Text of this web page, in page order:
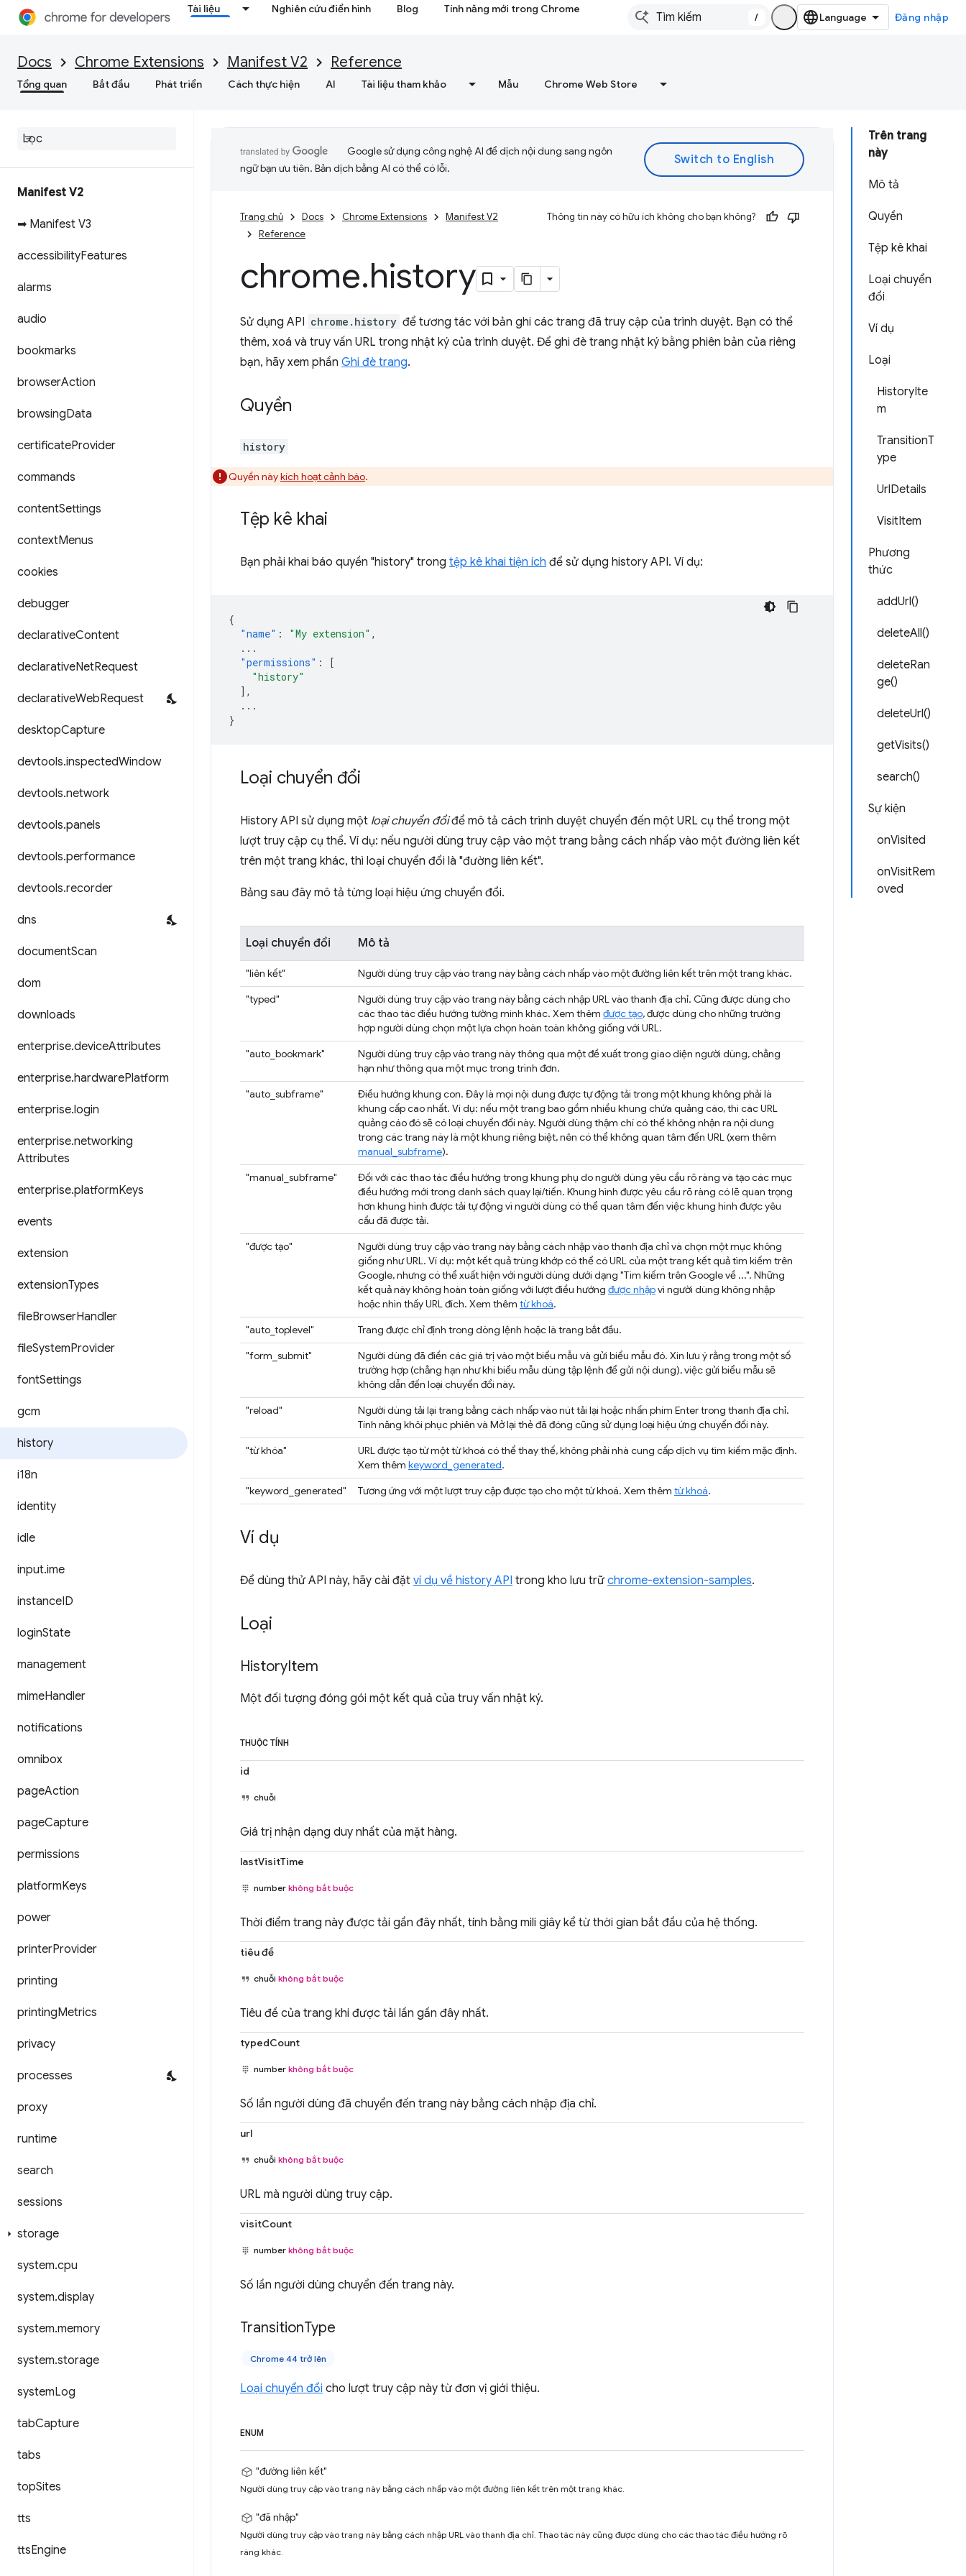
Tài liệu Nghiên cứu điển hình Blog Tính năng mới trong Chrome
/ Đăng nhập
Docs Chrome Extensions Manifest V2 Reference
Tổng quan Bắt đầu Phát triển Cách thực hiện AI Tài liệu tham khảo Mẫu Chrome Web Store
Manifest V2
➡ Manifest V3
accessibilityFeatures
alarms
audio
bookmarks
browserAction
browsingData
certificateProvider
commands
contentSettings
contextMenus
cookies
debugger
declarativeContent
declarativeNetRequest
declarativeWebRequest
desktopCapture
devtools.inspectedWindow
devtools.network
devtools.panels
devtools.performance
devtools.recorder
dns
documentScan
dom
downloads
enterprise.deviceAttributes
enterprise.hardwarePlatform
enterprise.login
enterprise.networking
Attributes
enterprise.platformKeys
events
extension
extensionTypes
fileBrowserHandler
fileSystemProvider
fontSettings
gcm
history
i18n
identity
idle
input.ime
instanceID
loginState
management
mimeHandler
notifications
omnibox
pageAction
pageCapture
permissions
platformKeys
power
printerProvider
printing
printingMetrics
privacy
processes
proxy
runtime
search
sessions
storage
system.cpu
system.display
system.memory
system.storage
systemLog
tabCapture
tabs
topSites
tts
ttsEngine
Trên trang
này
Mô tả
Quyền
Tệp kê khai
Loại chuyển
đổi
Ví dụ
Loại
HistoryIte
m
TransitionT
ype
UrlDetails
VisitItem
Phương
thức
addUrl()
deleteAll()
deleteRan
ge()
deleteUrl()
getVisits()
search()
Sự kiện
onVisited
onVisitRem
oved
Google sử dụng công nghệ AI để dịch nội dung sang ngôn
ngữ bạn ưu tiên. Bản dịch bằng AI có thể có lỗi.
Trang chủ Docs Chrome Extensions
Manifest V2
Reference
Thông tin này có hữu ích không cho bạn không?
chrome.history
Sử dụng API chrome.history để tương tác với bản ghi các trang đã truy cập của trình duyệt. Bạn có thể
thêm, xoá và truy vấn URL trong nhật ký của trình duyệt. Để ghi đè trang nhật ký bằng phiên bản của riêng
bạn, hãy xem phần Ghi đè trang.
Quyền
history
Quyền nàykích hoạt cảnh báo.
Tệp kê khai
Bạn phải khai báo quyền "history" trong tệp kê khai tiện ích để sử dụng history API. Ví dụ:
{
"name" : "My extension" ,
...
"permissions" :
[
"history"
],
...
}
Loại chuyển đổi
History API sử dụng một loại chuyển đổiđể mô tả cách trình duyệt chuyển đến một URL cụ thể trong một
lượt truy cập cụ thể. Ví dụ: nếu người dùng truy cập vào một trang bằng cách nhấp vào một đường liên kết
trên một trang khác, thì loại chuyển đổi là "đường liên kết".
Bảng sau đây mô tả từng loại hiệu ứng chuyển đổi.
Loại chuyển đổi Mô tả
"liên kết"
Người dùng truy cập vào trang này bằng cách nhấp vào một đường liên kết trên một trang khác.
"typed"
Người dùng truy cập vào trang này bằng cách nhập URL vào thanh địa chỉ. Cũng được dùng cho
các thao tác điều hướng tường minh khác. Xem thêm được tạo, được dùng cho những trường
hợp người dùng chọn một lựa chọn hoàn toàn không giống với URL.
"auto_bookmark"
Người dùng truy cập vào trang này thông qua một đề xuất trong giao diện người dùng, chẳng
hạn như thông qua một mục trong trình đơn.
"auto_subframe"
Điều hướng khung con. Đây là mọi nội dung được tự động tải trong một khung không phải là
khung cấp cao nhất. Ví dụ: nếu một trang bao gồm nhiều khung chứa quảng cáo, thì các URL
quảng cáo đó sẽ có loại chuyển đổi này. Người dùng thậm chí có thể không nhận ra nội dung
trong các trang này là một khung riêng biệt, nên có thể không quan tâm đến URL (xem thêm
manual_subframe).
"manual_subframe"
Đối với các thao tác điều hướng trong khung phụ do người dùng yêu cầu rõ ràng và tạo các mục
điều hướng mới trong danh sách quay lại/tiến. Khung hình được yêu cầu rõ ràng có lẽ quan trọng
hơn khung hình được tải tự động vì người dùng có thể quan tâm đến việc khung hình được yêu
cầu đã được tải.
"được tạo"
Người dùng truy cập vào trang này bằng cách nhập vào thanh địa chỉ và chọn một mục không
giống như URL. Ví dụ: một kết quả trùng khớp có thể có URL của một trang kết quả tìm kiếm trên
Google, nhưng có thể xuất hiện với người dùng dưới dạng "Tìm kiếm trên Google về ...". Những
kết quả này không hoàn toàn giống với lượt điều hướng được nhậpvì người dùng không nhập
hoặc nhìn thấy URL đích. Xem thêm từ khoá.
"auto_toplevel"
Trang được chỉ định trong dòng lệnh hoặc là trang bắt đầu.
"form_submit"
Người dùng đã điền các giá trị vào một biểu mẫu và gửi biểu mẫu đó. Xin lưu ý rằng trong một số
trường hợp (chẳng hạn như khi biểu mẫu dùng tập lệnh để gửi nội dung), việc gửi biểu mẫu sẽ
không dẫn đến loại chuyển đổi này.
"reload"
Người dùng tải lại trang bằng cách nhấp vào nút tải lại hoặc nhấn phím Enter trong thanh địa chỉ.
Tính năng khôi phục phiên và Mở lại thẻ đã đóng cũng sử dụng loại hiệu ứng chuyển đổi này.
"từ khóa"
URL được tạo từ một từ khoá có thể thay thế, không phải nhà cung cấp dịch vụ tìm kiếm mặc định.
Xem thêm keyword_generated.
"keyword_generated"
Tương ứng với một lượt truy cập được tạo cho một từ khoá. Xem thêm từ khoá.
Ví dụ
Để dùng thử API này, hãy cài đặt ví dụ về history API trong kho lưu trữ chrome-extension-samples.
Loại
HistoryItem
Một đối tượng đóng gói một kết quả của truy vấn nhật ký.
THUỘC TÍNH
id
chuỗi
Giá trị nhận dạng duy nhất của mặt hàng.
lastVisitTime
number không bắt buộc
Thời điểm trang này được tải gần đây nhất, tính bằng mili giây kể từ thời gian bắt đầu của hệ thống.
tiêu đề
chuỗi không bắt buộc
Tiêu đề của trang khi được tải lần gần đây nhất.
typedCount
number không bắt buộc
Số lần người dùng đã chuyển đến trang này bằng cách nhập địa chỉ.
url
chuỗi không bắt buộc
URL mà người dùng truy cập.
visitCount
number không bắt buộc
Số lần người dùng chuyển đến trang này.
TransitionType
Chrome 44 trở lên
Loại chuyển đổi cho lượt truy cập này từ đơn vị giới thiệu.
ENUM
"đường liên kết"
Người dùng truy cập vào trang này bằng cách nhấp vào một đường liên kết trên một trang khác.
"đã nhập"
Người dùng truy cập vào trang này bằng cách nhập URL vào thanh địa chỉ. Thao tác này cũng được dùng cho các thao tác điều hướng rõ
ràng khác.